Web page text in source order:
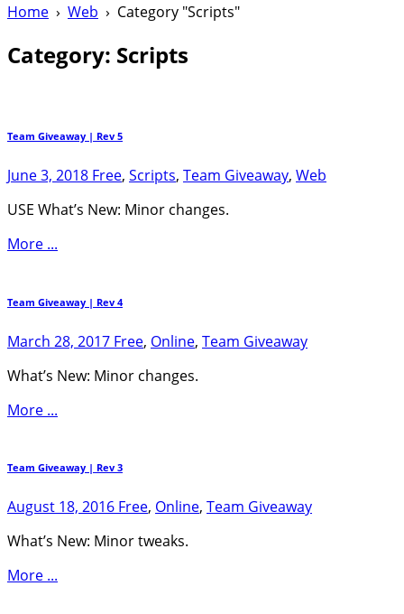
Home › Web › Category "Scripts"
Category: Scripts
Team Giveaway | Rev 5
June 3, 2018 Free, Scripts, Team Giveaway, Web
USE What’s New: Minor changes.
More ...
Team Giveaway | Rev 4
March 28, 2017 Free, Online, Team Giveaway
What’s New: Minor changes.
More ...
Team Giveaway | Rev 3
August 18, 2016 Free, Online, Team Giveaway
What’s New: Minor tweaks.
More ...